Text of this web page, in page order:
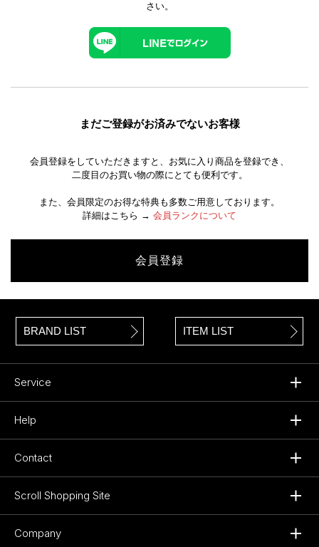
さい。
まだご登録がお済みでないお客様
会員登録をしていただきますと、お気に入り商品を登録でき、
二度目のお買い物の際にとても便利です。
また、会員限定のお得な特典も多数ご用意しております。
詳細はこちら → 会員ランクについて
会員登録
BRAND LIST ITEM LIST
Service
Help
Contact
Scroll Shopping Site
Company